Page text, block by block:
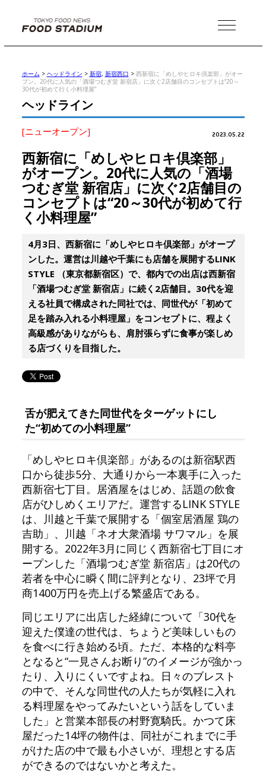
MENU
ホーム > ヘッドライン > 新宿, 新宿西口 > 西新宿に「めしやヒロキ倶楽部」がオー
プン。20代に人気の「酒場つむぎ堂 新宿店」に次ぐ2店舗目のコンセプトは“20～
30代が初めて行く小料理屋”
ヘッドライン
[ニューオープン] 2023.05.22
西新宿に「めしやヒロキ倶楽部」
がオープン。20代に人気の「酒場
つむぎ堂 新宿店」に次ぐ2店舗目の
コンセプトは“20～30代が初めて行
く小料理屋”
4月3日、西新宿に「めしやヒロキ倶楽部」がオープ
ンした。運営は川越や千葉にも店舗を展開するLINK
STYLE （東京都新宿区）で、都内での出店は西新宿
「酒場つむぎ堂 新宿店」に続く2店舗目。30代を迎
える社員で構成された同社では、同世代が「初めて
足を踏み入れる小料理屋」をコンセプトに、程よく
高級感がありながらも、肩肘張らずに食事が楽しめ
る店づくりを目指した。
舌が肥えてきた同世代をターゲットにし
た“初めての小料理屋”
「めしやヒロキ倶楽部」があるのは新宿駅西
口から徒歩5分、大通りから一本裏手に入った
西新宿七丁目。居酒屋をはじめ、話題の飲食
店がひしめくエリアだ。運営するLINK STYLE
は、川越と千葉で展開する「個室居酒屋 鶏の
吉助」、川越「ネオ大衆酒場 サワマル」を展
開する。2022年3月に同じく西新宿七丁目にオ
ープンした「酒場つむぎ堂 新宿店」は20代の
若者を中心に瞬く間に評判となり、23坪で月
商1400万円を売上げる繁盛店である。
同じエリアに出店した経緯について「30代を
迎えた僕達の世代は、ちょうど美味しいもの
を食べに行き始める頃。ただ、本格的な料亭
となると“一見さんお断り”のイメージが強かっ
たり、入りにくいですよね。日々のブレスト
の中で、そんな同世代の人たちが気軽に入れ
る料理屋をやってみたいという話をしていま
した」と営業本部長の村野寛騎氏。かつて床
屋だった14坪の物件は、同社がこれまでに手
がけた店の中で最も小さいが、理想とする店
ができるのではないかと考えた。